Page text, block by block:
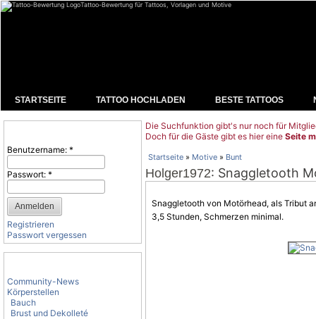
Tattoo-Bewertung für Tattoos, Vorlagen und Motive
STARTSEITE TATTOO HOCHLADEN BESTE TATTOOS
Benutzername: *
Passwort: *
Registrieren
Passwort vergessen
Community-News
Körperstellen
Bauch
Brust und Dekolleté
Die Suchfunktion gibt's nur noch für
Doch für die Gäste gibt es hier eine Seite
Startseite » Motive » Bunt
Holger1972: Snaggletooth
Snaggletooth von Motörhead, als Tribut
3,5 Stunden, Schmerzen minimal.